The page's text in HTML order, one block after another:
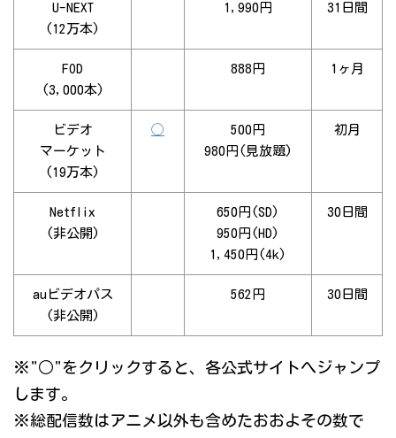
U-NEXT
(12万本)
1,990円 31日間
FOD
(3,000本)
888円 1ヶ月
ビデオ
マーケット
(19万本)
◯
500円
980円(見放題)
初月
Netflix
(非公開)
650円(SD)
950円(HD)
1,450円(4k)
30日間
auビデオパス
(非公開)
562円 30日間
※"○"をクリックすると、各公式サイトへジャンプ
します。
※総配信数はアニメ以外も含めたおおよその数で